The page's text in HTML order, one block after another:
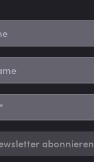
abonnieren